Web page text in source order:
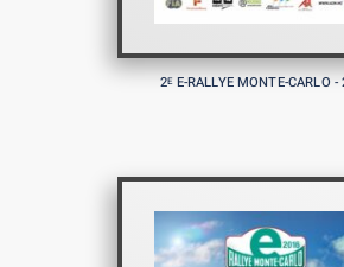
2EE-RALLYE MONTE-CARLO -